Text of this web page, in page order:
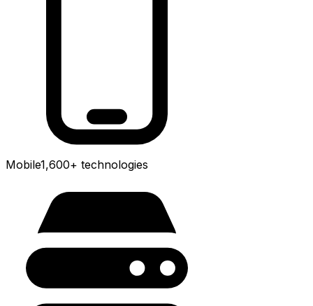
Mobile1,600+ technologies